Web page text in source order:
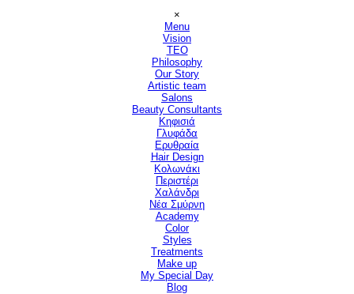
×
Menu
Vision
TEO
Philosophy
Our Story
Artistic team
Salons
Beauty Consultants
Κηφισιά
Γλυφάδα
Ερυθραία
Hair Design▼
Κολωνάκι
Περιστέρι
Χαλάνδρι
Νέα Σμύρνη
Academy
Color
Styles
Treatments
Make up
My Special Day
Blog